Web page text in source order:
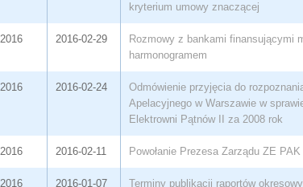
kryterium umowy znaczącej
2016-02-29
Rozmowy z bankami finansującymi
harmonogramem
2016-02-24
Odmówienie przyjęcia do
Apelacyjnego w Warszawie w
Elektrowni Pątnów II za 2008 rok
2016-02-11 Powołanie Prezesa Zarządu ZE
2016-01-07 Terminy publikacji raportów